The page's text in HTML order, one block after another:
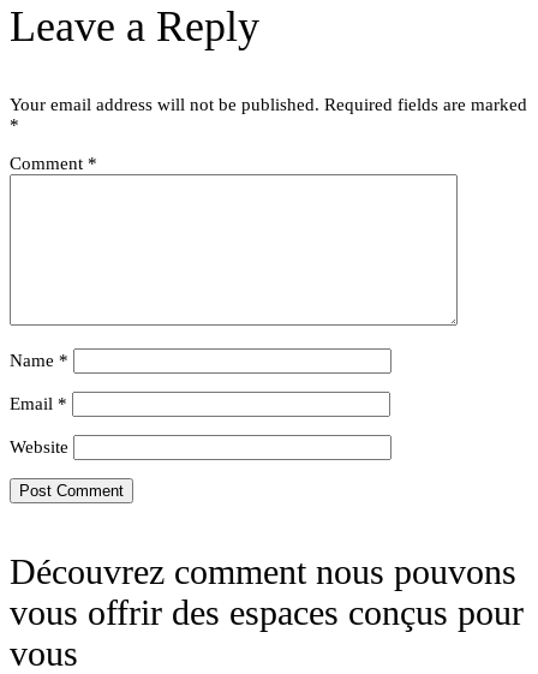
Leave a Reply
Your email address will not be published. Required fields are marked
*
Comment *
Name *
Email *
Website
Découvrez comment nous pouvons
vous offrir des espaces conçus pour
vous